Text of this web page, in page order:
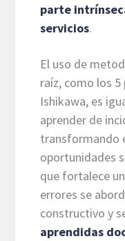
parte
servicios.
El uso de
raíz, como los
Ishikawa, es
aprender de
transformando
oportunidades
que fortalece
errores se
constructivo y
aprendidas